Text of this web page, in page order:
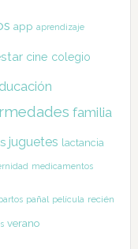
app aprendizaje
cine colegio
familia
juguetes lactancia
medicamentos
pañal película recién
verano